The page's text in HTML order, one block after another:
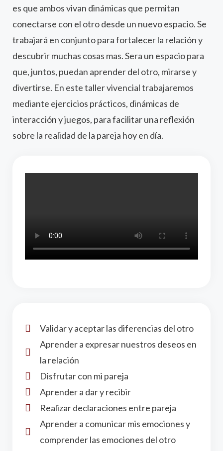
es que ambos vivan dinámicas que permitan
conectarse con el otro desde un nuevo espacio. Se
trabajará en conjunto para fortalecer la relación y
descubrir muchas cosas mas. Sera un espacio para
que, juntos, puedan aprender del otro, mirarse y
divertirse. En este taller vivencial trabajaremos
mediante ejercicios prácticos, dinámicas de
interacción y juegos, para facilitar una reflexión
sobre la realidad de la pareja hoy en día.
Validar y aceptar las diferencias del otro
Aprender a expresar nuestros deseos en
la relación
Disfrutar con mi pareja
Aprender a dar y recibir
Realizar declaraciones entre pareja
Aprender a comunicar mis emociones y
comprender las emociones del otro